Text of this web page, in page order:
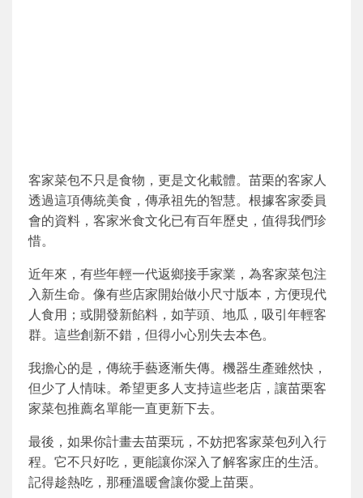
客家菜包不只是食物，更是文化載體。苗栗的客家人
透過這項傳統美食，傳承祖先的智慧。根據客家委員
會的資料，客家米食文化已有百年歷史，值得我們珍
惜。
近年來，有些年輕一代返鄉接手家業，為客家菜包注
入新生命。像有些店家開始做小尺寸版本，方便現代
人食用；或開發新餡料，如芋頭、地瓜，吸引年輕客
群。這些創新不錯，但得小心別失去本色。
我擔心的是，傳統手藝逐漸失傳。機器生產雖然快，
但少了人情味。希望更多人支持這些老店，讓苗栗客
家菜包推薦名單能一直更新下去。
最後，如果你計畫去苗栗玩，不妨把客家菜包列入行
程。它不只好吃，更能讓你深入了解客家庄的生活。
記得趁熱吃，那種溫暖會讓你愛上苗栗。